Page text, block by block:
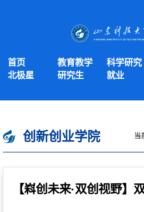
首页 教育教学 科学研究
北极星
研究生 就业
创新创业学院 当
【嵙创未来·双创视野】